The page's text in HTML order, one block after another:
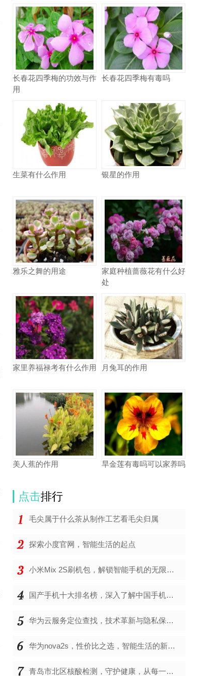
长春花四季梅的功效与作
用
长春花四季梅有毒吗
生菜有什么作用 银星的作用
雅乐之舞的用途
家庭种植蔷薇花有什么好
处
家里养福禄考有什么作用 月兔耳的作用
美人蕉的作用 旱金莲有毒吗可以家养吗
点击排行
毛尖属于什么茶从制作工艺看毛尖归属
探索小度官网，智能生活的起点
小米Mix 2S刷机包，解锁智能手机的无限可能
国产手机十大排名榜，深入了解中国手机市场的佼佼者
华为云服务定位查找，技术革新与隐私保护的双重奏
华为nova2s，性价比之选，智能生活的新伙伴
青岛市北区核酸检测，守护健康，从每一次检测开始